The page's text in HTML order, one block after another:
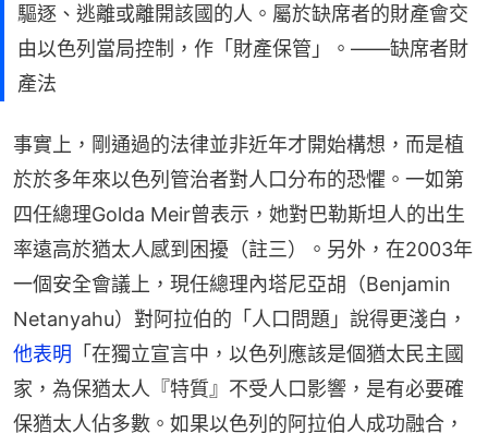
驅逐、逃離或離開該國的人。屬於缺席者的財產會交
由以色列當局控制，作「財產保管」。——缺席者財
產法
事實上，剛通過的法律並非近年才開始構想，而是植
於於多年來以色列管治者對人口分布的恐懼。一如第
四任總理Golda Meir曾表示，她對巴勒斯坦人的出生
率遠高於猶太人感到困擾（註三）。另外，在2003年
一個安全會議上，現任總理內塔尼亞胡（Benjamin
Netanyahu）對阿拉伯的「人口問題」說得更淺白，
他表明 「在獨立宣言中，以色列應該是個猶太民主國
家，為保猶太人『特質』不受人口影響，是有必要確
保猶太人佔多數。如果以色列的阿拉伯人成功融合，